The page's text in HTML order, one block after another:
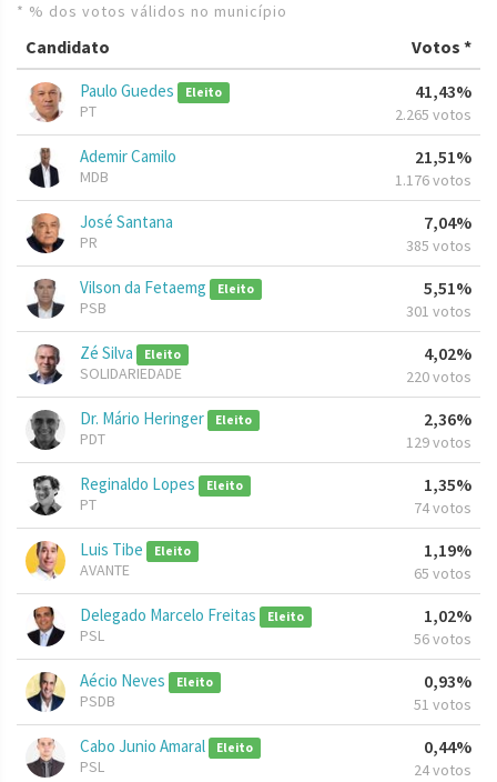
* % dos votos válidos no município
Candidato Votos *
Paulo Guedes Eleito
PT
41,43%
2.265 votos
Ademir Camilo
MDB
21,51%
1.176 votos
José Santana
PR
7,04%
385 votos
Vilson da Fetaemg Eleito
PSB
5,51%
301 votos
Zé Silva Eleito
SOLIDARIEDADE
4,02%
220 votos
Dr. Mário Heringer Eleito
PDT
2,36%
129 votos
Reginaldo Lopes Eleito
PT
1,35%
74 votos
Luis Tibe Eleito
AVANTE
1,19%
65 votos
Delegado Marcelo Freitas Eleito
PSL
1,02%
56 votos
Aécio Neves Eleito
PSDB
0,93%
51 votos
Cabo Junio Amaral Eleito
PSL
0,44%
24 votos